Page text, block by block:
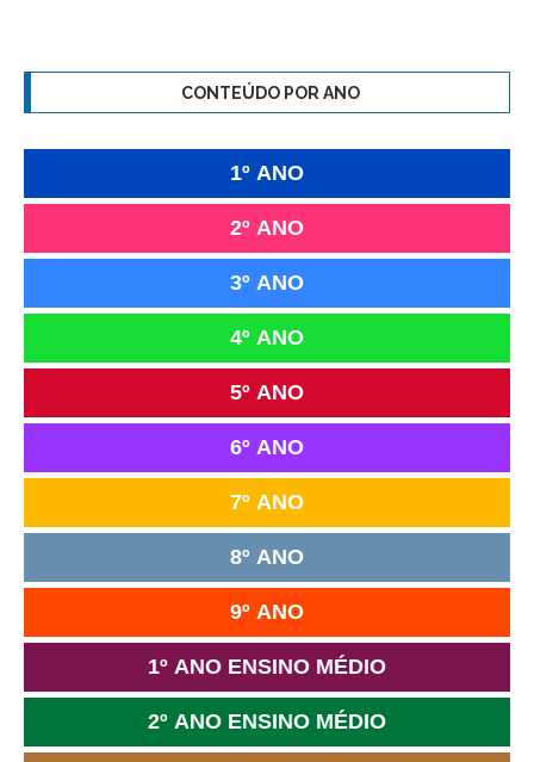
CONTEÚDO POR ANO
1º ANO
2º ANO
3º ANO
4º ANO
5º ANO
6º ANO
7º ANO
8º ANO
9º ANO
1º ANO ENSINO MÉDIO
2º ANO ENSINO MÉDIO